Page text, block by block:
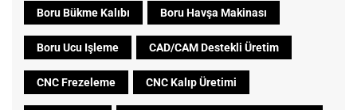
Boru Bükme Kalıbı Boru Havşa Makinası
Boru Ucu Işleme CAD/CAM Destekli Üretim
CNC Frezeleme CNC Kalıp Üretimi